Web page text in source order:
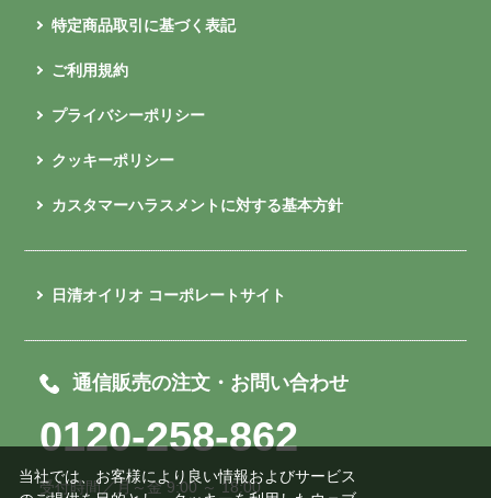
特定商品取引に基づく表記
ご利用規約
プライバシーポリシー
クッキーポリシー
カスタマーハラスメントに対する基本方針
日清オイリオ コーポレートサイト
通信販売の注文・お問い合わせ
0120-258-862
受付時間／月～金 9:00 ～ 18:00
当社では、お客様により良い情報およびサービス